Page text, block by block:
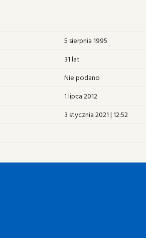
5 sierpnia 1995
31 lat
Nie podano
1 lipca 2012
3 stycznia 2021 | 12:52